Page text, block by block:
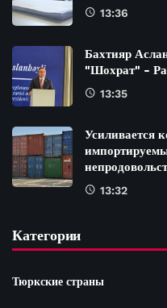
13:36
Бахтияр
"Шохрат" -
13:35
Усиливается
13:32
Категории
Тюркские страны